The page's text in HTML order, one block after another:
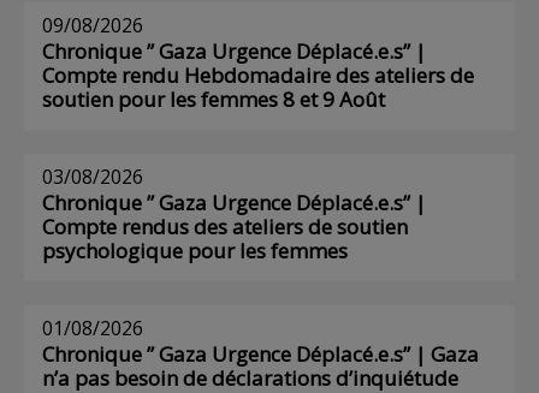
09/08/2026
Chronique ” Gaza Urgence Déplacé.e.s” |
Compte rendu Hebdomadaire des ateliers de
soutien pour les femmes 8 et 9 Août
03/08/2026
Chronique ” Gaza Urgence Déplacé.e.s” |
Compte rendus des ateliers de soutien
psychologique pour les femmes
01/08/2026
Chronique ” Gaza Urgence Déplacé.e.s” | Gaza
n’a pas besoin de déclarations d’inquiétude